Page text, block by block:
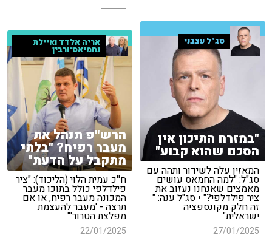
סג"ל עצבני
"במזרח התיכון אין
הסכם שהוא קבוע"
המאזין עלה לשידור ותהה עם
סג"ל: "למה החמאס עושים
מאמצים שאנחנו נעזוב את
ציר פילדלפי?" • סג"ל ענה: "
זה חלק מקונספציה
ישראלית"
27/01/2025
אריה אלדד ואיילת
נחמיאס־ורבין
הרש''פ תנהל את
מעבר רפיח? "בלתי
מתקבל על הדעת"
ח''כ עמית הלוי (הליכוד): "ציר
פילדלפי כולל בתוכו מעבר
המכונה מעבר רפיח, או אם
תרצה - 'מעבר להעצמת
מפלצת הטרור'"
22/01/2025